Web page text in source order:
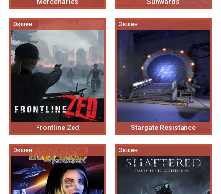
Mercenaries
Sunwards
Экшен
Frontline Zed
Экшен
Stargate Resistance
Экшен Экшен